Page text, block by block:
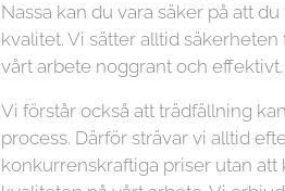
Nassa kan du vara säker på att
kvalitet. Vi sätter alltid
vårt arbete noggrant och effektivt.
Vi förstår också att trädfällning
process. Därför strävar vi alltid
konkurrenskraftiga priser utan